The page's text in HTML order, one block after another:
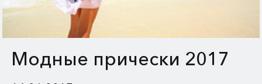
Модные прически 2017